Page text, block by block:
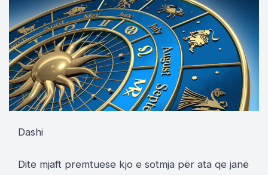
Dashi
Dite mjaft premtuese kjo e sotmja për ata qe janë